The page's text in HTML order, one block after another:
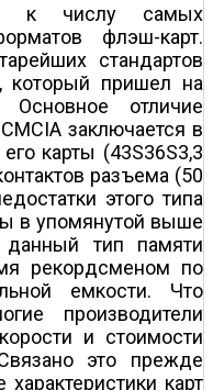
к числу самых
флэш-карт.
стандартов
который пришел на
Основное отличие
заключается в
карты (43Ѕ36Ѕ3,3
разъема (50
этого типа
в упомянутой выше
данный тип памяти
рекордсменом по
емкости. Что
производители
и стоимости
это прежде
карт